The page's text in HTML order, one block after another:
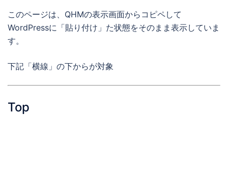
このページは、QHMの表示画面からコピペして
WordPressに「貼り付け」た状態をそのまま表示していま
す。
下記「横線」の下からが対象
Top